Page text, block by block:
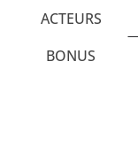
ACTEURS
BONUS